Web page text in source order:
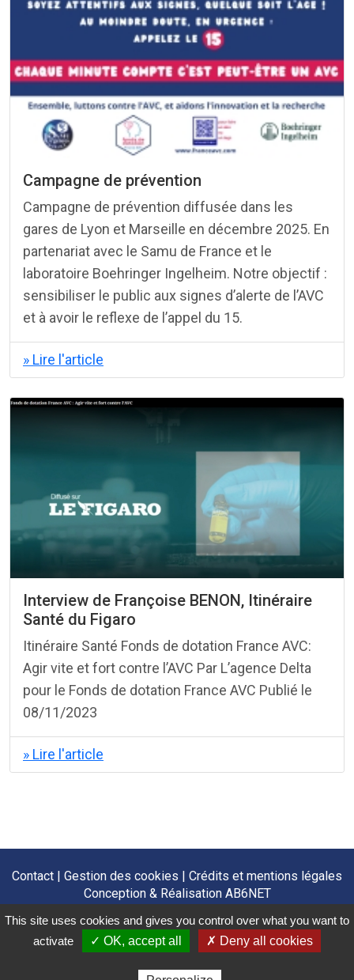
Campagne de prévention
Campagne de prévention diffusée dans les
gares de Lyon et Marseille en décembre 2025. En
partenariat avec le Samu de France et le
laboratoire Boehringer Ingelheim. Notre objectif :
sensibiliser le public aux signes d’alerte de l’AVC
et à avoir le reflexe de l’appel du 15.
» Lire l'article
Interview de Françoise BENON, Itinéraire
Santé du Figaro
Itinéraire Santé Fonds de dotation France AVC:
Agir vite et fort contre l’AVC Par L’agence Delta
pour le Fonds de dotation France AVC Publié le
08/11/2023
» Lire l'article
Contact | Gestion des cookies | Crédits et mentions légales
Conception & Réalisation AB6NET
©Copyright 2021 Fonds de dotation France-AVC - Tous droits réservés.
This site uses cookies and gives you control over what you want to
activate
✓ OK, accept all ✗ Deny all cookies